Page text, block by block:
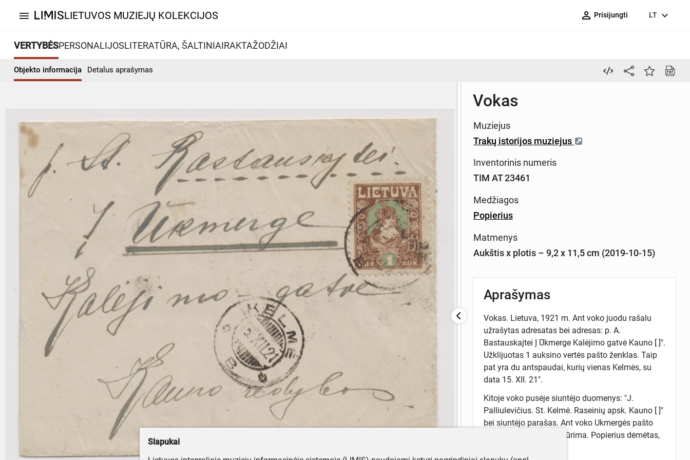
menu LIETUVOS MUZIEJŲ KOLEKCIJOS person_outline Prisijungti LT expand_more
VERTYBĖSPERSONALIJOSLITERATŪRA, ŠALTINIAIRAKTAŽODŽIAI
Objekto informacija Detalus aprašymas
Vokas
Muziejus
Trakų istorijos muziejus
Inventorinis numeris
TIM AT 23461
Medžiagos
Popierius
Matmenys
Aukštis x plotis – 9,2 x 11,5 cm (2019-10-15)
Aprašymas
Vokas. Lietuva, 1921 m. Ant voko juodu rašalu
užrašytas adresatas bei adresas: p. A.
Bastauskajtei Į Ūkmerge Kalėjimo gatvė Kauno [ ]".
Užklijuotas 1 auksino vertės pašto ženklas. Taip
pat yra du antspaudai, kurių vienas Kelmės, su
data 15. XII. 21".
Kitoje voko pusėje siuntėjo duomenys: "J.
Palliulevičius. St. Kelmė. Raseinių apsk. Kauno [ ]"
bei siuntėjo parašas. Ant voko Ukmergės pašto
anstpaudas, data neįžiūrima. Popierius dėmėtas,
Slapukai